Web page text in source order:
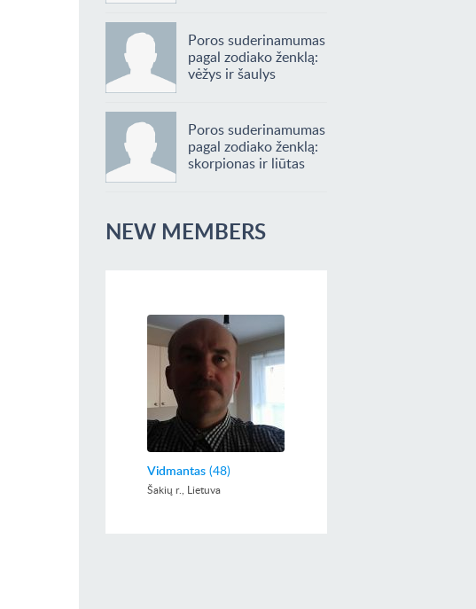
Poros suderinamumas
pagal zodiako ženklą:
vėžys ir šaulys
Poros suderinamumas
pagal zodiako ženklą:
skorpionas ir liūtas
NEW MEMBERS
Vidmantas (48)
Šakių r., Lietuva